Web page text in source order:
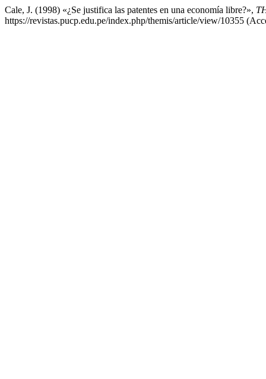
Cale, J. (1998) «¿Se justifica las patentes en una economía libre?»,
https://revistas.pucp.edu.pe/index.php/themis/article/view/10355